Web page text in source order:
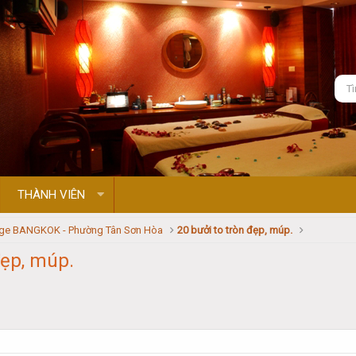
THÀNH VIÊN
BANGKOK - Phường Tân Sơn Hòa 20 bưởi to tròn đẹp, múp.
múp.